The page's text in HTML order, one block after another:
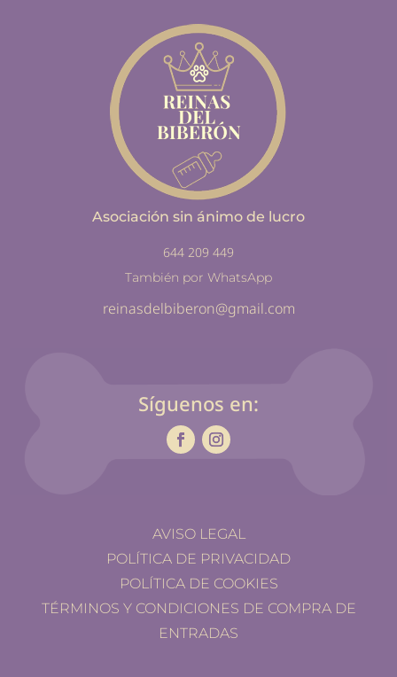
Asociación sin ánimo de lucro
644 209 449
También por WhatsApp
reinasdelbiberon@gmail.com
Síguenos en:
AVISO LEGAL
POLÍTICA DE PRIVACIDAD
POLÍTICA DE COOKIES
TÉRMINOS Y CONDICIONES DE COMPRA DE
ENTRADAS